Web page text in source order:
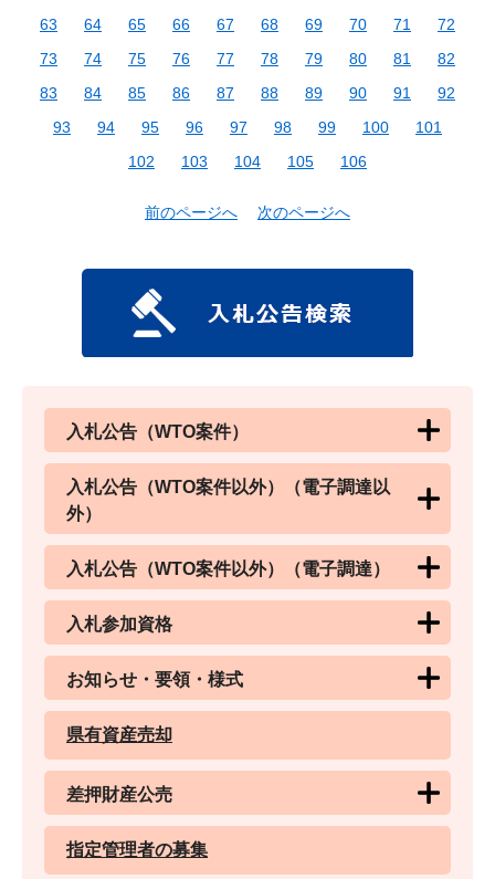
63
64 65 66 67 68 69 70 71
72
73
74 75 76 77 78 79 80 81
82
83
84 85 86 87 88 89 90 91
92
93
94 95 96 97 98 99 100
101
102
103 104 105 106
前のページへ 次のページへ
入札公告（WTO案件）
入札公告（WTO案件以外）（電子調達以
外）
入札公告（WTO案件以外）（電子調達）
入札参加資格
お知らせ・要領・様式
県有資産売却
差押財産公売
指定管理者の募集